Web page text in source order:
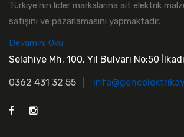
Türkiye’nin lider markalarına ait elektrik
satışını ve pazarlamasını yapmaktadır.
Devamını Oku
Selahiye Mh. 100. Yıl Bulvarı No:50
0362 431 32 55